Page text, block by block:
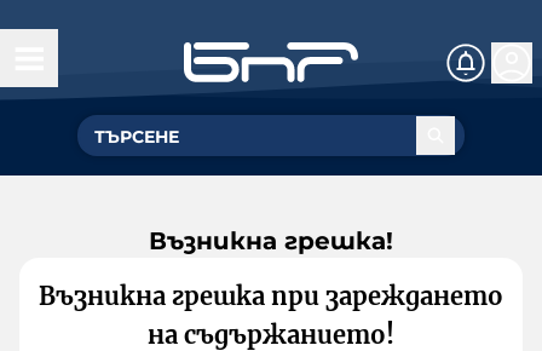
Възникна грешка!
Възникна грешка при зареждането
на съдържанието!